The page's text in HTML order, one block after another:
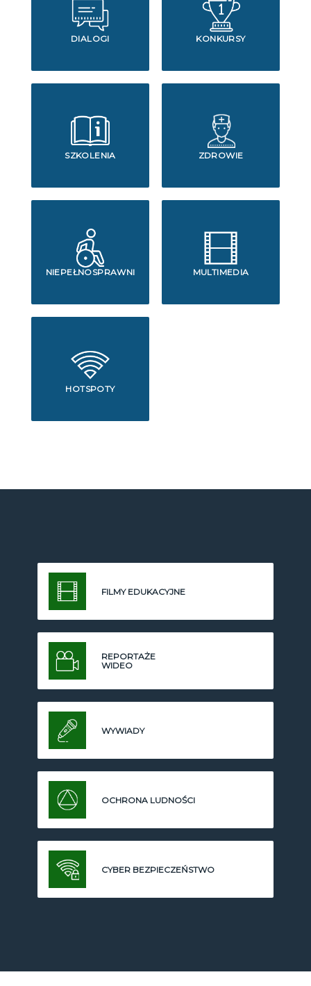
DIALOGI KONKURSY
SZKOLENIA ZDROWIE
NIEPEŁNOSPRAWNI MULTIMEDIA
HOTSPOTY
FILMY EDUKACYJNE
REPORTAŻE
WIDEO
WYWIADY
OCHRONA LUDNOŚCI
CYBER BEZPIECZEŃSTWO